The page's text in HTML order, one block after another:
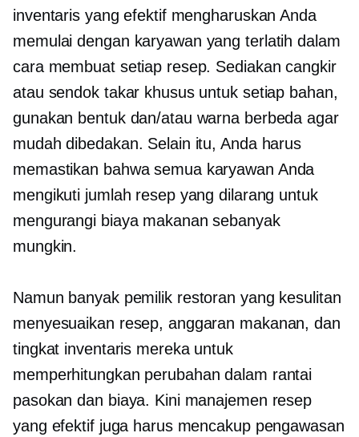
inventaris yang efektif mengharuskan Anda
memulai dengan karyawan yang terlatih dalam
cara membuat setiap resep. Sediakan cangkir
atau sendok takar khusus untuk setiap bahan,
gunakan bentuk dan/atau warna berbeda agar
mudah dibedakan. Selain itu, Anda harus
memastikan bahwa semua karyawan Anda
mengikuti jumlah resep yang dilarang untuk
mengurangi biaya makanan sebanyak
mungkin.
Namun banyak pemilik restoran yang kesulitan
menyesuaikan resep, anggaran makanan, dan
tingkat inventaris mereka untuk
memperhitungkan perubahan dalam rantai
pasokan dan biaya. Kini manajemen resep
yang efektif juga harus mencakup pengawasan